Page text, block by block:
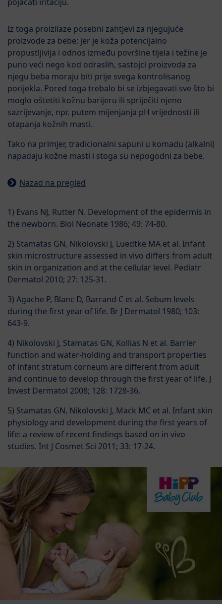
Iz toga proizilaze posebni zahtjevi za njegujuće
proizvode za bebe: jer je koža potencijalno
propustljivija i odnos između površine tijela i težine je
puno veći nego kod odraslih, sastojci proizvoda za
njegu beba moraju biti prije svega kontrolisanog
porijekla. Pored toga trebalo bi se izbjegavati sve što bi
moglo oštetiti kožnu barijeru ili spriječiti njeno
sazrijevanje, npr. putem mijenjanja pH vrijednosti ili
otapanja kožnih masti.
Tako na primjer, tradicionalni sapuni u komadu (alkalni)
napadaju kožne masti i stoga su nepogodni za bebe.
Nazad na pregled
1) Evans NJ, Rutter N. Development of the epidermis in
the newborn. Biol Neonate 1986; 49: 74-80.
2) Stamatas GN, Nikolovski J, Luedtke MA et al. Infant
skin microstructure assessed in vivo differs from adult
skin in organization and at the cellular level. Pediatr
Dermatol 2010; 27: 125-31.
3) Agache P, Blanc D, Barrand C et al. Sebum levels
during the first year of life. Br J Dermatol 1980; 103:
643-9.
4) Nikolovski J, Stamatas GN, Kollias N et al. Barrier
function and water-holding and transport properties
of infant stratum corneum are different from adult
and continue to develop through the first year of life. J
Invest Dermatol 2008; 128: 1728-36.
5) Stamatas GN, Nikolovski J, Mack MC et al. Infant skin
physiology and development during the first years of
life: a review of recent findings based on in vivo
studies. Int J Cosmet Sci 2011; 33: 17-24.